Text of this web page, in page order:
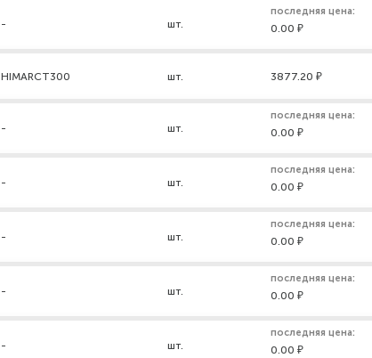
- шт.
последняя цена:
0.00 ₽
HIMARCT300 шт. 3877.20 ₽
- шт.
последняя цена:
0.00 ₽
- шт.
последняя цена:
0.00 ₽
- шт.
последняя цена:
0.00 ₽
- шт.
последняя цена:
0.00 ₽
- шт.
последняя цена:
0.00 ₽